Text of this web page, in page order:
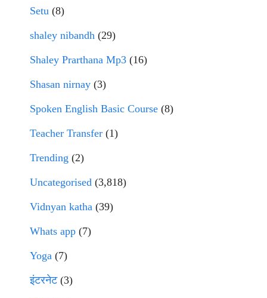
Setu (8)
shaley nibandh (29)
Shaley Prarthana Mp3 (16)
Shasan nirnay (3)
Spoken English Basic Course (8)
Teacher Transfer (1)
Trending (2)
Uncategorised (3,818)
Vidnyan katha (39)
Whats app (7)
Yoga (7)
इंटरनेट(3)